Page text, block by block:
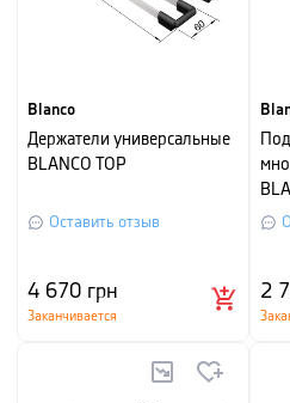
Blanco
Держатели универсальные
BLANCO TOP
Оставить отзыв
4 670 грн
Заканчивается
2